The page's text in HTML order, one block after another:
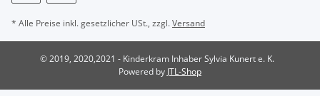
* Alle Preise inkl. gesetzlicher USt., zzgl.Versand
© 2019, 2020,2021 - Kinderkram Inhaber Sylvia Kunert e. K.
Powered by JTL-Shop